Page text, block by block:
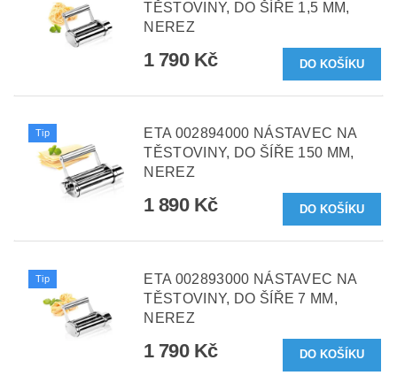
TĚSTOVINY, DO ŠÍŘE 1,5 MM,
NEREZ
1 790 Kč
Tip
ETA 002894000 NÁSTAVEC NA
TĚSTOVINY, DO ŠÍŘE 150 MM,
NEREZ
1 890 Kč
Tip
ETA 002893000 NÁSTAVEC NA
TĚSTOVINY, DO ŠÍŘE 7 MM,
NEREZ
1 790 Kč